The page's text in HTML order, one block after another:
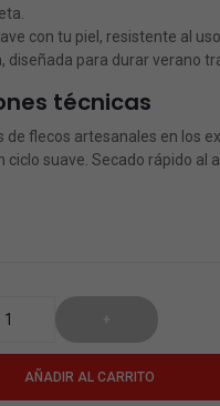
con tu piel, resistente al
diseñada para durar verano
técnicas
de flecos artesanales en los
ciclo suave. Secado rápido al
AÑADIR AL CARRITO